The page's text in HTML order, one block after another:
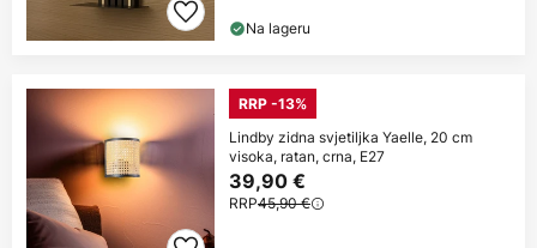
Na lageru
RRP -13%
Lindby zidna svjetiljka Yaelle, 20 cm
visoka, ratan, crna, E27
39,90 €
RRP45,90 €